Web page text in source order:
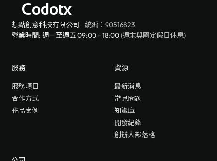
Codotx
想點創意科技有限公司
統編：90516823
營業時間: 週一至週五 09:00 - 18:00(週末與國定假日休息)
服務
服務項目
合作方式
作品案例
資源
最新消息
常見問題
知識庫
開發紀錄
創辦人部落格